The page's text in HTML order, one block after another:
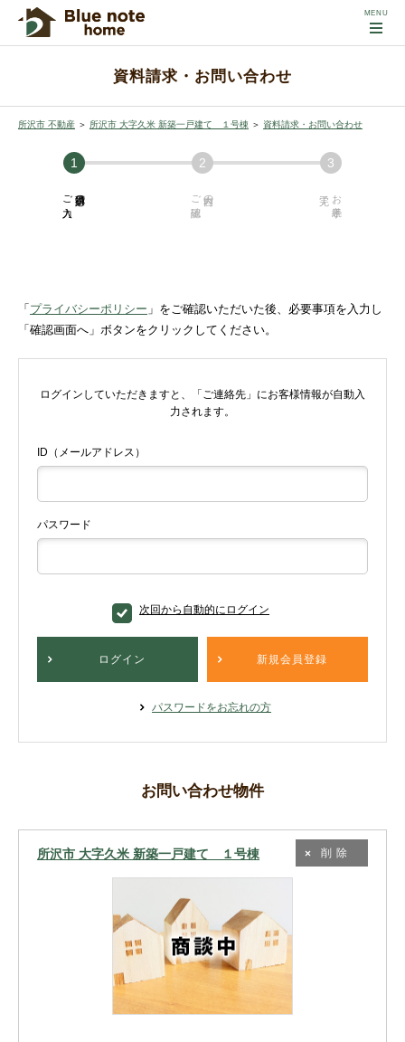
資料請求・お問い合わせ
所沢市 不動産 ＞ 所沢市 大字久米 新築一戸建て １号棟 ＞ 資料請求・お問い合わせ
必須項目の
ご入力 内容の
ご確認 お手続き
「 プライバシーポリシー 」をご確認いただいた後、必要事項を入力し
「確認画面へ」ボタンをクリックしてください。
ログインしていただきますと、「ご連絡先」にお客様情報が自動入
力されます。
ID（メールアドレス）
パスワード
次回から自動的にログイン
ログイン 新規会員登録
パスワードをお忘れの方
お問い合わせ物件
所沢市 大字久米 新築一戸建て １号棟 削除